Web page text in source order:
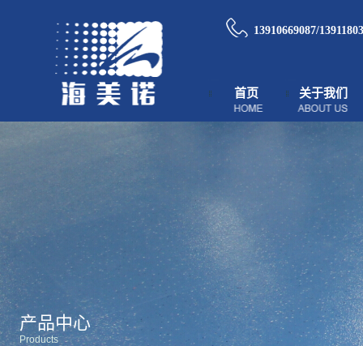
13910669087/
首页 关于我们
产品中心
Products